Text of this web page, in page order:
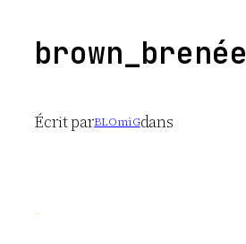
brown_brenée
Écrit parBLOmiGdans